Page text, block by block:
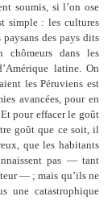
soumis, si l’on ose
simple : les cultures
des pays dits
chômeurs dans les
’Amérique latine. On
les Péruviens est
avancées, pour en
pour effacer le goût
goût que ce soit, il
que les habitants
pas — tant
— ; mais qu’ils ne
une catastrophique